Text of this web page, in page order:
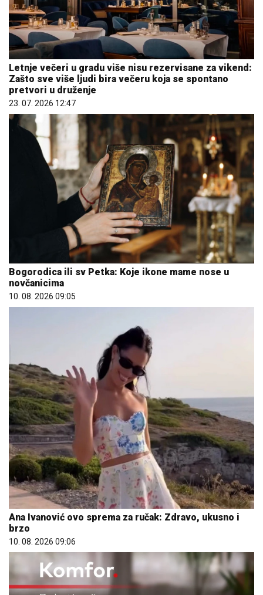
Letnje večeri u gradu više nisu rezervisane za vikend:
Zašto sve više ljudi bira večeru koja se spontano
pretvori u druženje
23. 07. 2026 12:47
Bogorodica ili sv Petka: Koje ikone mame nose u
novčanicima
10. 08. 2026 09:05
Ana Ivanović ovo sprema za ručak: Zdravo, ukusno i
brzo
10. 08. 2026 09:06